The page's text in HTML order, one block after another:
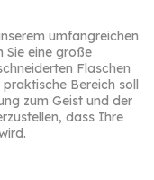
umfangreichen
Sie eine große
Flaschen
Bereich soll
zum Geist und der
dass Ihre